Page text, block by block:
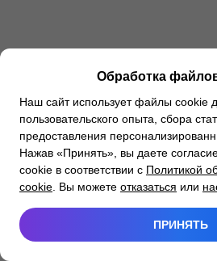
Обработка
Наш сайт использует файлы cookie
пользовательского опыта, сбора
предоставления
Нажав «Принять», вы даете
cookie в соответствии с Политикой
cookie . Вы можете отказаться или
ПРИНЯТЬ